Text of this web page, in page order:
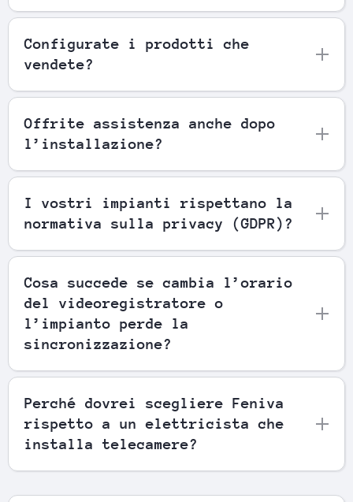
Configurate i prodotti che
vendete?
Offrite assistenza anche dopo
l’installazione?
I vostri impianti rispettano la
normativa sulla privacy (GDPR)?
Cosa succede se cambia l’orario
del videoregistratore o
l’impianto perde la
sincronizzazione?
Perché dovrei scegliere Feniva
rispetto a un elettricista che
installa telecamere?